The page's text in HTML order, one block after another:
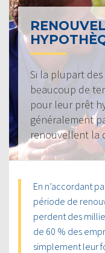
Si la plupart
beaucoup de
pour leur prêt
généralement
renouvellent la
En n’accordant
période de
perdent des
de 60 % des
simplement leur